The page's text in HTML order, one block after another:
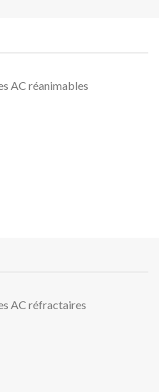
AC réanimables
AC réfractaires